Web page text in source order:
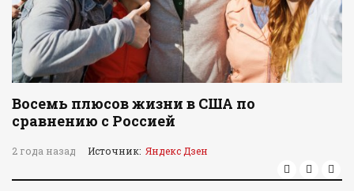
Восемь плюсов жизни в США по
сравнению с Россией
2 года назад Источник: Яндекс Дзен